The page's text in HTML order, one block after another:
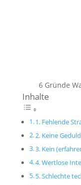
6 Gründe
Inhalte
1. Fehlende
2. Keine
3. Kein
4. Wertlose
5. Schlechte